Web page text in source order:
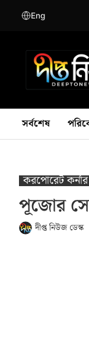
Eng
সর্বশেষ
করপোরেট কর্নার
পূজোর
দীপ্ত নিউজ ডেস্ক